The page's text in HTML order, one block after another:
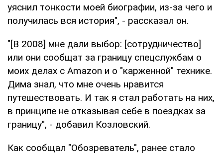
уяснил тонкости моей биографии, из-за чего и
получилась вся история", - рассказал он.
"[В 2008] мне дали выбор: [сотрудничество]
или они сообщат за границу спецслужбам о
моих делах с Amazon и о "карженной" технике.
Дима знал, что мне очень нравится
путешествовать. И так я стал работать на них,
в принципе не отказывая себе в поездках за
границу", - добавил Козловский.
Как сообщал "Обозреватель", ранее стало